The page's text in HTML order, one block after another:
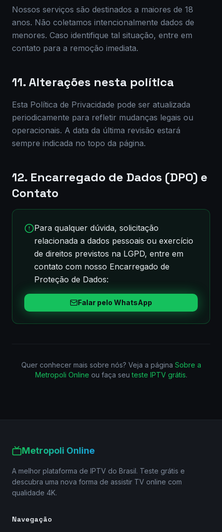
Nossos serviços são destinados a maiores de 18
anos. Não coletamos intencionalmente dados de
menores. Caso identifique tal situação, entre em
contato para a remoção imediata.
11. Alterações nesta política
Esta Política de Privacidade pode ser atualizada
periodicamente para refletir mudanças legais ou
operacionais. A data da última revisão estará
sempre indicada no topo da página.
12. Encarregado de Dados (DPO) e
Contato
Para qualquer dúvida, solicitação
relacionada a dados pessoais ou exercício
de direitos previstos na LGPD, entre em
contato com nosso Encarregado de
Proteção de Dados:
Falar pelo WhatsApp
Quer conhecer mais sobre nós? Veja a página Sobre a
Metropoli Online ou faça seu teste IPTV grátis.
Metropoli Online
A melhor plataforma de IPTV do Brasil. Teste grátis e
descubra uma nova forma de assistir TV online com
qualidade 4K.
Navegação